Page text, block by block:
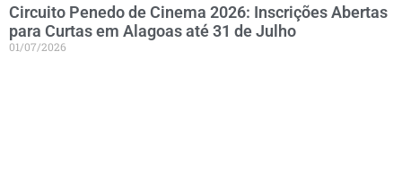
Circuito Penedo de Cinema 2026: Inscrições Abertas
para Curtas em Alagoas até 31 de Julho
01/07/2026